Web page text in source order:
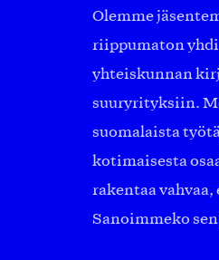
Olemme
riippumaton
yhteiskunnan
suuryrityksiin.
suomalaista
kotimaisesta
rakentaa
Sanoimmeko